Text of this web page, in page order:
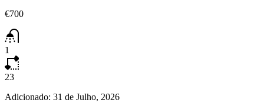
€700
1
23
Adicionado: 31 de Julho, 2026